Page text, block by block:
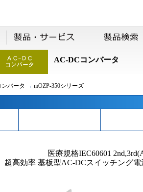
AC-DCコンバータ
バータ → mOZP-350シリーズ
医療規格IEC60601
超高効率 基板型AC-DCスイッチング